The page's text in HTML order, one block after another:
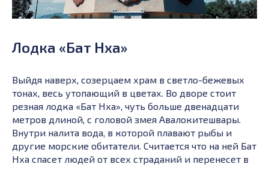
Лодка «Бат Нха»
Выйдя наверх, созерцаем храм в светло-бежевых
тонах, весь утопающий в цветах. Во дворе стоит
резная лодка «Бат Нха», чуть больше двенадцати
метров длиной, с головой змея Авалокитешвары.
Внутри налита вода, в которой плавают рыбы и
другие морские обитатели. Считается что на ней Бат
Нха спасет людей от всех страданий и перенесет в